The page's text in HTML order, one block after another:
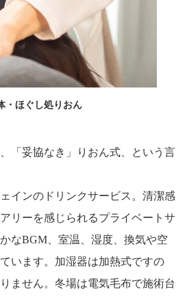
・ほぐし処りおん
「妥協なき」りおん式、という言
インのドリンクサービス。清潔感
リーを感じられるプライベートサ
なBGM、室温、湿度、換気や空
います。加湿器は加熱式ですの
ません。冬場は電気毛布で施術台